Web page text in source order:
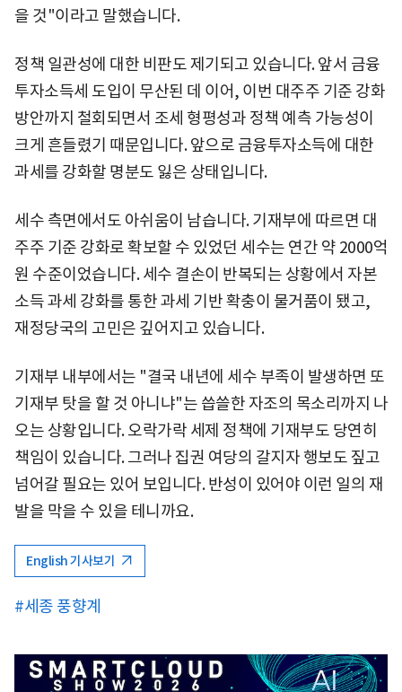
을 것"이라고 말했습니다.
정책 일관성에 대한 비판도 제기되고 있습니다. 앞서 금융
투자소득세 도입이 무산된 데 이어, 이번 대주주 기준 강화
방안까지 철회되면서 조세 형평성과 정책 예측 가능성이
크게 흔들렸기 때문입니다. 앞으로 금융투자소득에 대한
과세를 강화할 명분도 잃은 상태입니다.
세수 측면에서도 아쉬움이 남습니다. 기재부에 따르면 대
주주 기준 강화로 확보할 수 있었던 세수는 연간 약 2000억
원 수준이었습니다. 세수 결손이 반복되는 상황에서 자본
소득 과세 강화를 통한 과세 기반 확충이 물거품이 됐고,
재정당국의 고민은 깊어지고 있습니다.
기재부 내부에서는 "결국 내년에 세수 부족이 발생하면 또
기재부 탓을 할 것 아니냐"는 씁쓸한 자조의 목소리까지 나
오는 상황입니다. 오락가락 세제 정책에 기재부도 당연히
책임이 있습니다. 그러나 집권 여당의 갈지자 행보도 짚고
넘어갈 필요는 있어 보입니다. 반성이 있어야 이런 일의 재
발을 막을 수 있을 테니까요.
English 기사보기
#세종 풍향계